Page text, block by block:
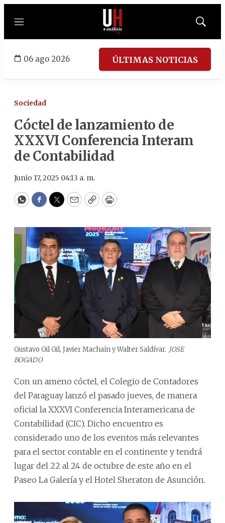
Menú
Mostrar
06 ago 2026 ÚLTIMAS NOTICIAS
Sociedad
Cóctel de lanzamiento de
XXXVI Conferencia Interam
de Contabilidad
Junio 17, 2025 04:13 a. m.
WhatsApp
Facebook
Twitter
EmailCopyPrint
Gustavo Gil Gil, Javier Machaín y Walter Saldívar. JOSE
BOGADO
Con un ameno cóctel, el Colegio de Contadores
del Paraguay lanzó el pasado jueves, de manera
oficial la XXXVI Conferencia Interamericana de
Contabilidad (CIC). Dicho encuentro es
considerado uno de los eventos más relevantes
para el sector contable en el continente y tendrá
lugar del 22 al 24 de octubre de este año en el
Paseo La Galería y el Hotel Sheraton de Asunción.